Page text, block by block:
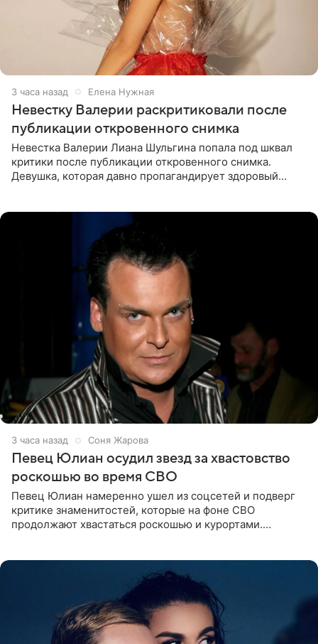
3 часа назад Елена Нужная
Невестку Валерии раскритиковали после
публикации откровенного снимка
Невестка Валерии Лиана Шульгина попала под шквал
критики после публикации откровенного снимка.
Девушка, которая давно пропагандирует здоровый
3 часа назад Соня Жарова
Певец Юлиан осудил звезд за хвастовство
роскошью во время СВО
Певец Юлиан намеренно ушел из соцсетей и подверг
критике знаменитостей, которые на фоне СВО
продолжают хвастаться роскошью и курортами.